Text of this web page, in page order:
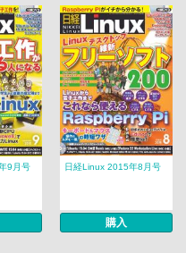
9月号 日経Linux 2015年8月号
購入